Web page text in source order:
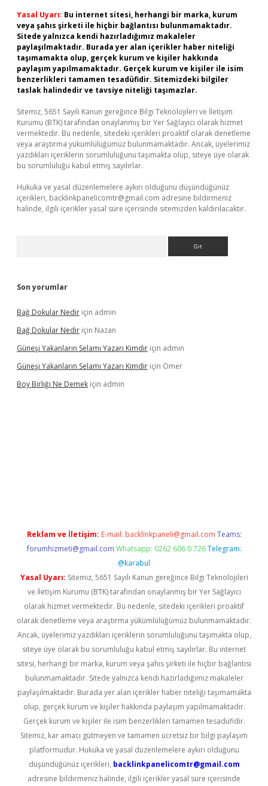
Yasal Uyarı: Bu internet sitesi, herhangi bir marka, kurum
veya şahıs şirketi ile hiçbir bağlantısı bulunmamaktadır.
Sitede yalnızca kendi hazırladığımız makaleler
paylaşılmaktadır. Burada yer alan içerikler haber niteliği
taşımamakta olup, gerçek kurum ve kişiler hakkında
paylaşım yapılmamaktadır. Gerçek kurum ve kişiler ile isim
benzerlikleri tamamen tesadüfidir. Sitemizdeki bilgiler
taslak halindedir ve tavsiye niteliği taşımazlar.
Sitemiz, 5651 Sayılı Kanun gereğince Bilgi Teknolojileri ve İletişim
Kurumu (BTK) tarafından onaylanmış bir Yer Sağlayıcı olarak hizmet
vermektedir. Bu nedenle, sitedeki içerikleri proaktif olarak denetleme
veya araştırma yükümlülüğümüz bulunmamaktadır. Ancak, üyelerimiz
yazdıkları içeriklerin sorumluluğunu taşımakta olup, siteye üye olarak
bu sorumluluğu kabul etmiş sayılırlar.
Hukuka ve yasal düzenlemelere aykırı olduğunu düşündüğünüz
içerikleri, backlinkpanelicomtr@gmail.com adresine bildirmeniz
halinde, ilgili içerikler yasal süre içerisinde sitemizden kaldırılacaktır.
Son yorumlar
Bağ Dokular Nedir için admin
Bağ Dokular Nedir için Nazan
Güneşi Yakanların Selamı Yazarı Kimdir için admin
Güneşi Yakanların Selamı Yazarı Kimdir için Ömer
Boy Birliği Ne Demek için admin
Reklam ve İletişim: E-mail: backlinkpaneli@gmail.com Teams:
forumhizmeti@gmail.com Whatsapp: 0262 606 0 726 Telegram:
@karabul
Yasal Uyarı: Sitemiz, 5651 Sayılı Kanun gereğince Bilgi Teknolojileri
ve İletişim Kurumu (BTK) tarafından onaylanmış bir Yer Sağlayıcı
olarak hizmet vermektedir. Bu nedenle, sitedeki içerikleri proaktif
olarak denetleme veya araştırma yükümlülüğümüz bulunmamaktadır.
Ancak, üyelerimiz yazdıkları içeriklerin sorumluluğunu taşımakta olup,
siteye üye olarak bu sorumluluğu kabul etmiş sayılırlar. Bu internet
sitesi, herhangi bir marka, kurum veya şahıs şirketi ile hiçbir bağlantısı
bulunmamaktadır. Sitede yalnızca kendi hazırladığımız makaleler
paylaşılmaktadır. Burada yer alan içerikler haber niteliği taşımamakta
olup, gerçek kurum ve kişiler hakkında paylaşım yapılmamaktadır.
Gerçek kurum ve kişiler ile isim benzerlikleri tamamen tesadüfidir.
Sitemiz, kar amacı gütmeyen ve tamamen ücretsiz bir bilgi paylaşım
platformudur. Hukuka ve yasal düzenlemelere aykırı olduğunu
düşündüğünüz içerikleri, backlinkpanelicomtr@gmail.com
adresine bildirmeniz halinde, ilgili içerikler yasal süre içerisinde